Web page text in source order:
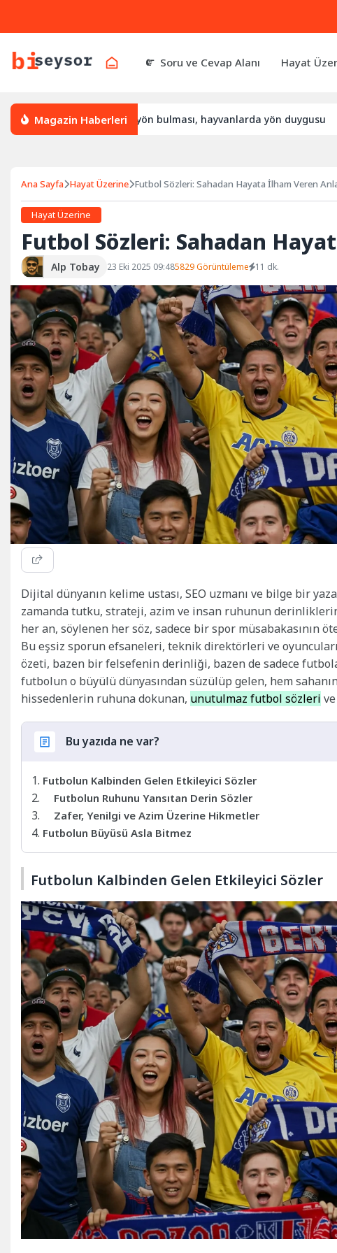
Soru ve Cevap Alanı Hayat
Magazin Haberleri
yön bulur, leylek yön bulması, hayvanlarda yön duygusu
Ana Sayfa Hayat Üzerine Futbol Sözleri: Sahadan Hayata İlham Veren
Hayat Üzerine
Futbol Sözleri: Sahadan
Alp Tobay 23 Eki 2025 09:485829 Görüntüleme 11 dk.
Dijital dünyanın kelime ustası, SEO uzmanı ve bilge bir
zamanda tutku, strateji, azim ve insan ruhunun
her an, söylenen her söz, sadece bir spor müsabakasının
Bu eşsiz sporun efsaneleri, teknik direktörleri ve
özeti, bazen bir felsefenin derinliği, bazen de sadece
futbolun o büyülü dünyasından süzülüp gelen, hem
hissedenlerin ruhuna dokunan, unutulmaz futbol sözleri
Bu yazıda ne var?
Futbolun Kalbinden Gelen Etkileyici Sözler
Futbolun Ruhunu Yansıtan Derin Sözler
Zafer, Yenilgi ve Azim Üzerine Hikmetler
Futbolun Büyüsü Asla Bitmez
Futbolun Kalbinden Gelen Etkileyici Sözler